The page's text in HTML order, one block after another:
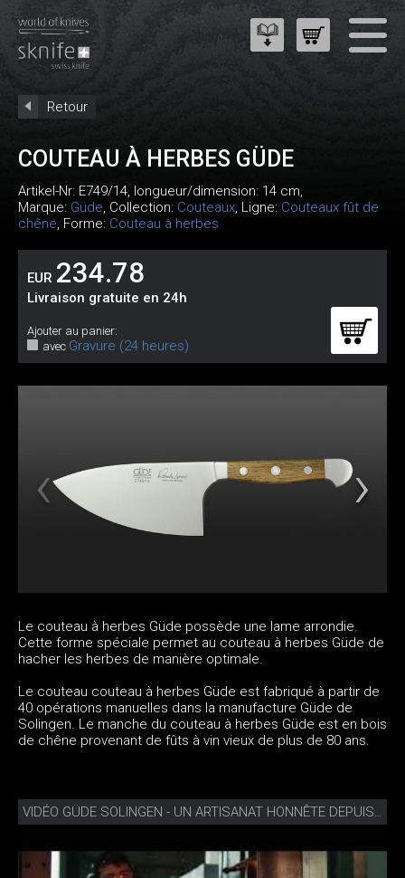
Retour
COUTEAU À HERBES GÜDE
Artikel-Nr: E749/14, longueur/dimension: 14 cm,
Marque: Güde, Collection: Couteaux, Ligne: Couteaux fût de
chêne, Forme: Couteau à herbes
EUR 234.78
Livraison gratuite en 24h
Ajouter au panier:
avec Gravure (24 heures)
Le couteau à herbes Güde possède une lame arrondie.
Cette forme spéciale permet au couteau à herbes Güde de
hacher les herbes de manière optimale.
Le couteau couteau à herbes Güde est fabriqué à partir de
40 opérations manuelles dans la manufacture Güde de
Solingen. Le manche du couteau à herbes Güde est en bois
de chêne provenant de fûts à vin vieux de plus de 80 ans.